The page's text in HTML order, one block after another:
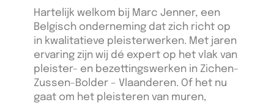
Hartelijk welkom bij Marc Jenner, een
Belgisch onderneming dat zich richt op
in kwalitatieve pleisterwerken. Met jaren
ervaring zijn wij dé expert op het vlak van
pleister- en bezettingswerken in Zichen-
Zussen-Bolder – Vlaanderen. Of het nu
gaat om het pleisteren van muren,